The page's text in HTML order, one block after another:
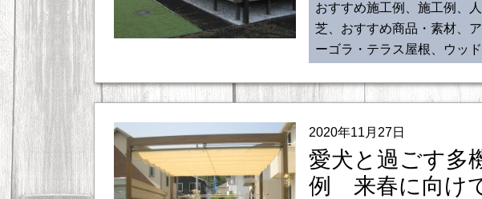
おすすめ施工例、施工例、
芝、おすすめ商品・素材、
ーゴラ・テラス屋根、ウッ
2020年11月27日
愛犬と過ごす多
例 来春に向け